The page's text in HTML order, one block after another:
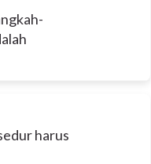
harus